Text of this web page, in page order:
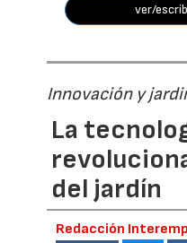
ver/
Innovación y
La
del jardín
Redacción